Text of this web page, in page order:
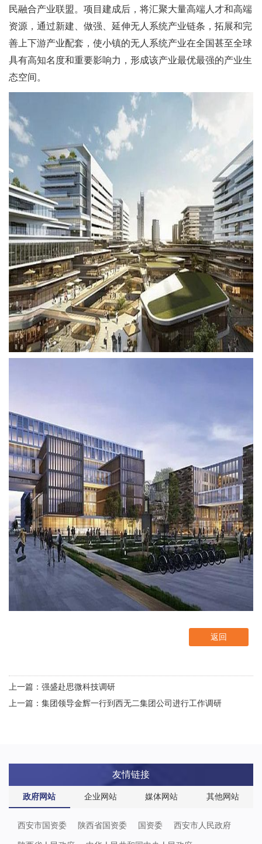
民融合产业联盟。项目建成后，将汇聚大量高端人才和高端
资源，通过新建、做强、延伸无人系统产业链条，拓展和完
善上下游产业配套，使小镇的无人系统产业在全国甚至全球
具有高知名度和重要影响力，形成该产业最优最强的产业生
态空间。
返回
上一篇：强盛赴思微科技调研
上一篇：集团领导金辉一行到西无二集团公司进行工作调研
友情链接
政府网站 企业网站 媒体网站 其他网站
西安市国资委 陕西省国资委 国资委 西安市人民政府